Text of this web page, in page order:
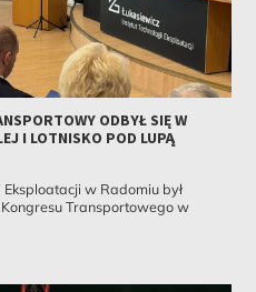
ODBYŁ SIĘ W
I LOTNISKO POD LUPĄ
w Radomiu był
Transportowego w